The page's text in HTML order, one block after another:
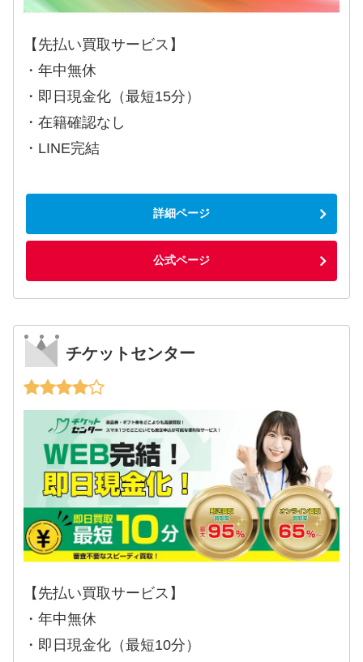
【先払い買取サービス】
・年中無休
・即日現金化（最短15分）
・在籍確認なし
・LINE完結
詳細ページ
公式ページ
チケットセンター
【先払い買取サービス】
・年中無休
・即日現金化（最短10分）